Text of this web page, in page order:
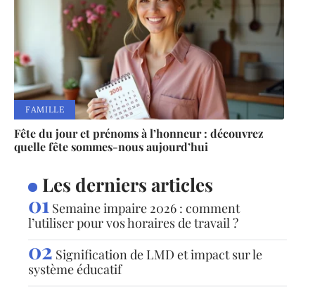
FAMILLE
Fête du jour et prénoms à l’honneur : découvrez
quelle fête sommes-nous aujourd’hui
Les derniers articles
Semaine impaire 2026 : comment
l’utiliser pour vos horaires de travail ?
Signification de LMD et impact sur le
système éducatif